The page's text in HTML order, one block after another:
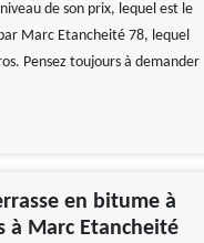
de son prix, lequel est le
Marc Etancheité 78, lequel
Pensez toujours à demander
en bitume à
à Marc Etancheité